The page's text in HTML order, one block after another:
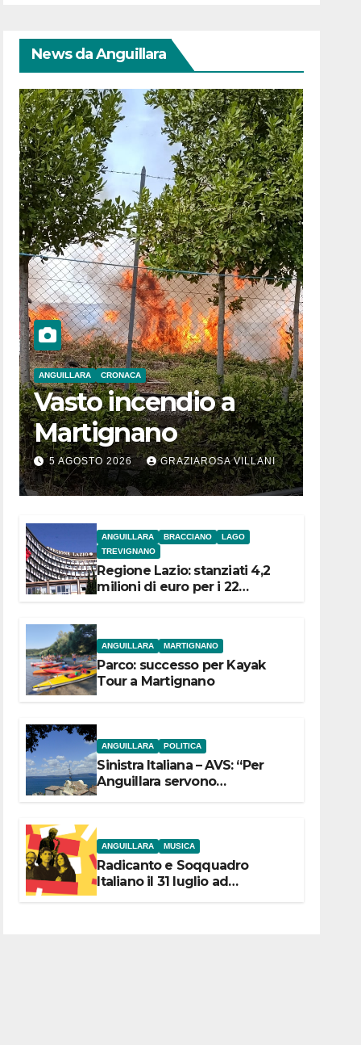
News da Anguillara
ANGUILLARA CRONACA
Vasto incendio a
Martignano
5 AGOSTO 2026 GRAZIAROSA VILLANI
ANGUILLARA BRACCIANO
LAGO
TREVIGNANO
Regione Lazio: stanziati 4,2
milioni di euro per i 22
ANGUILLARA MARTIGNANO
Parco: successo per Kayak
Tour a Martignano
ANGUILLARA POLITICA
Sinistra Italiana – AVS: “Per
Anguillara servono
ANGUILLARA MUSICA
Radicanto e Soqquadro
Italiano il 31 luglio ad